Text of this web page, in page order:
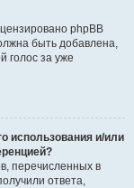
phpBB
быть добавлена,
голос за уже
использования и/или
перечисленных в
ответа,